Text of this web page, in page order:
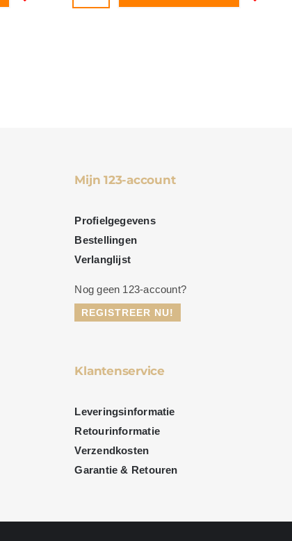
Mijn 123-account
Profielgegevens
Bestellingen
Verlanglijst
Nog geen 123-account?
REGISTREER NU!
Klantenservice
Leveringsinformatie
Retourinformatie
Verzendkosten
Garantie & Retouren